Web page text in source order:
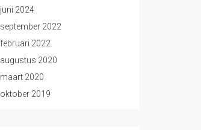
juni 2024
september 2022
februari 2022
augustus 2020
maart 2020
oktober 2019